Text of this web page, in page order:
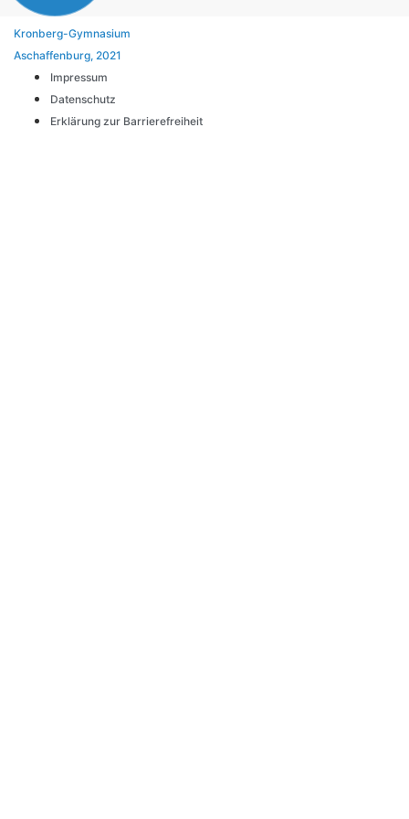
Kronberg-Gymnasium
Aschaffenburg, 2021
Impressum
Datenschutz
Erklärung zur Barrierefreiheit